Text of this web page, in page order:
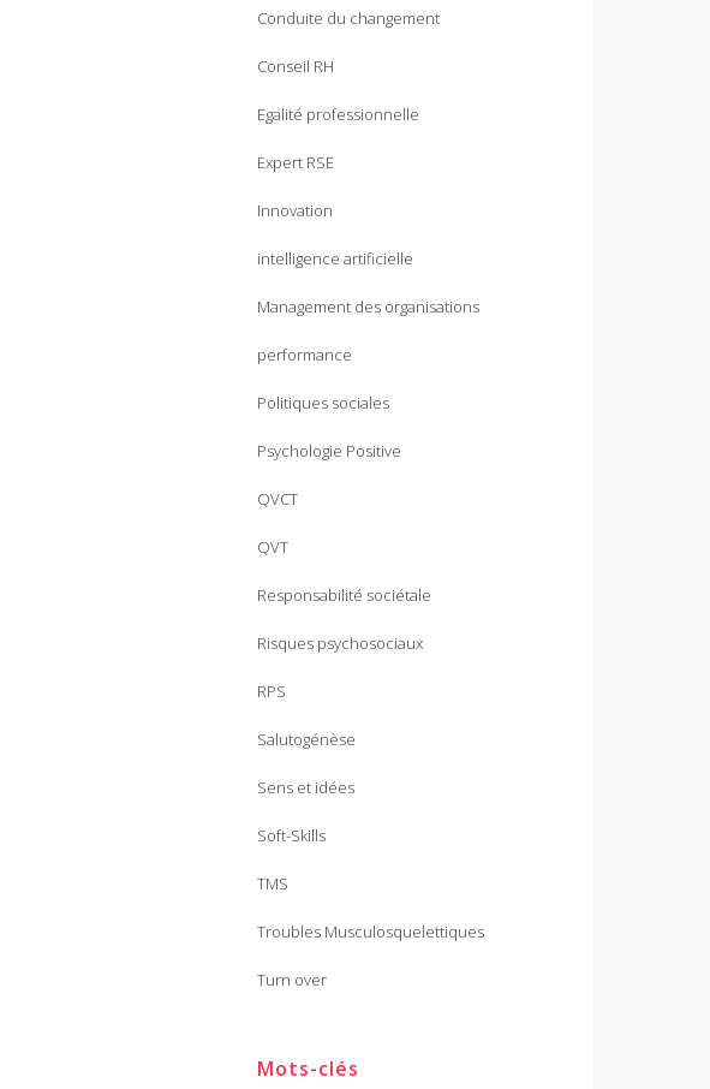
Conduite du changement
Conseil RH
Egalité professionnelle
Expert RSE
Innovation
intelligence artificielle
Management des organisations
performance
Politiques sociales
Psychologie Positive
QVCT
QVT
Responsabilité sociétale
Risques psychosociaux
RPS
Salutogénèse
Sens et idées
Soft-Skills
TMS
Troubles Musculosquelettiques
Turn over
Mots-clés